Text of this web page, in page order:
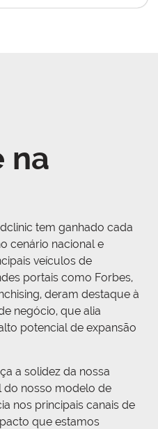
na
tem ganhado cada
cenário nacional e
veículos de
portais como Forbes,
deram destaque à
negócio, que alia
potencial de expansão
a solidez da nossa
do nosso modelo de
nos principais canais de
que estamos